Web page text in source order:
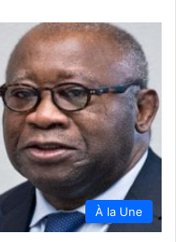
À la Une